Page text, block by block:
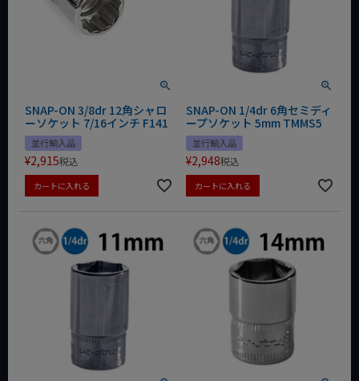
SNAP-ON 3/8dr 12角シャロ
ーソケット 7/16インチ F141
並行輸入品
¥2,915税込
カートに入れる
SNAP-ON 1/4dr 6角セミディ
ープソケット 5mm TMMS5
並行輸入品
¥2,948税込
カートに入れる